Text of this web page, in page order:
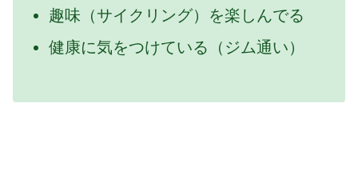
趣味（サイクリング）を楽しんでる
健康に気をつけている（ジム通い）